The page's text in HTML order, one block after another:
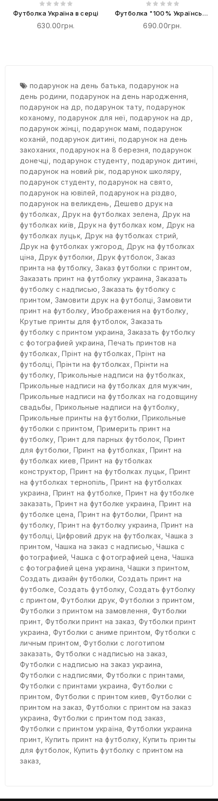
Футболка Україна в серці
630.00грн.
Футболка "100% Українська
Бавовна"
690.00грн.
подарунок на день батька,подарунок на
день родини,подарунок на день народження,
подарунок на др, подарунок тату,подарунок
коханому,подарунок для неї, подарунок на др,
подарунок жінці, подарунок мамі,подарунок
коханій, подарунок дитині, подарунок на день
закоханих,подарунок на 8 березня,подарунок
донечці, подарунок студенту, подарунок дитині,
подарунок на новий рік, подарунок школяру,
подарунок студенту,подарунок на свято,
подарунок на ювілей,подарунок на різдво,
подарунок на великдень, Дешево друк на
футболках,Друк на футболках зелена, Друк на
футболках київ,Друк на футболках ком, Друк на
футболках луцьк, Друк на футболках стрий,
Друк на футболках ужгород, Друк на футболках
ціна,Друк футболки,Друк футболок,Заказ
принта на футболку,Заказ футболки с принтом,
Заказать принт на футболку украина,Заказать
футболку с надписью,Заказать футболку с
принтом, Замовити друк на футболці,Замовити
принт на футболку, Изображения на футболку,
Крутые принты для футболок,Заказать
футболку с принтом украина,Заказать футболку
с фотографией украина,Печать принтов на
футболках,Прінт на футболках,Прінт на
футболці,Прінти на футболках,Прінти на
футболку,Прикольные надписи на футболках,
Прикольные надписи на футболках для мужчин,
Прикольные надписи на футболках на годовщину
свадьбы, Прикольные надписи на футболку,
Прикольные принты на футболки,Прикольные
футболки с принтом,Примерить принт на
футболку,Принт для парных футболок, Принт
для футболки, Принт на футболках, Принт на
футболках киев,Принт на футболках
конструктор,Принт на футболках луцьк, Принт
на футболках тернопіль, Принт на футболках
украина, Принт на футболке,Принт на футболке
заказать,Принт на футболке украина, Принт на
футболке цена,Принт на футболки, Принт на
футболку,Принт на футболку украина, Принт на
футболці,Цифровий друк на футболках,Чашка з
принтом, Чашка на заказ с надписью,Чашка с
фотографией,Чашка с фотографией цена, Чашка
с фотографией цена украина,Чашки з принтом,
Создать дизайн футболки,Создать принт на
футболке,Создать футболку,Создать футболку
с принтом,Футболки друк,Футболки з принтом,
Футболки з принтом на замовлення, Футболки
принт, Футболки принт на заказ, Футболки принт
украина, Футболки с аниме принтом,Футболки с
личным принтом,Футболки с логотипом
заказать,Футболки с надписью на заказ,
Футболки с надписью на заказ украина,
Футболки с надписями, Футболки с принтами,
Футболки с принтами украина, Футболки с
принтом, Футболки с принтом киев, Футболки с
принтом на заказ,Футболки с принтом на заказ
украина, Футболки с принтом под заказ,
Футболки с принтом україна,Футболки украина
принт, Купить принт на футболку,Купить принты
для футболок, Купить футболку с принтом на
заказ,